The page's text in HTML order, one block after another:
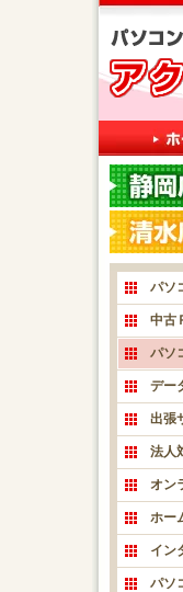
パソ
中古
パソ
デー
出張
法人
オン
ホー
イン
パソ